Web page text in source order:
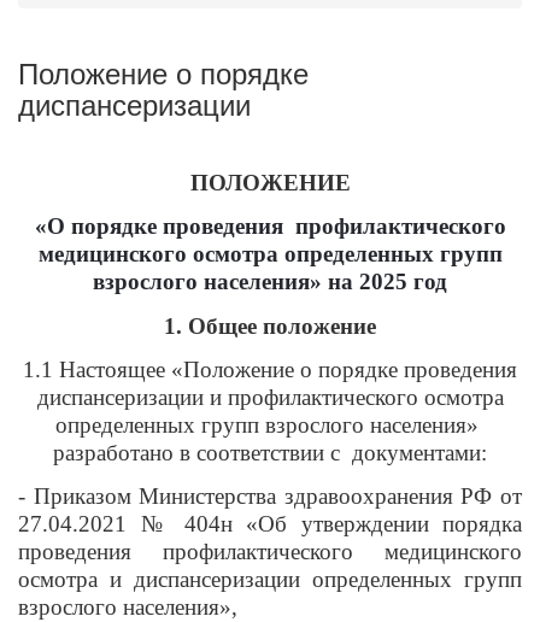
Положение о порядке
диспансеризации
ПОЛОЖЕНИЕ
«О порядке проведения профилактического
медицинского осмотра определенных групп
взрослого населения» на 2025 год
1. Общее положение
1.1 Настоящее «Положение о порядке проведения
диспансеризации и профилактического осмотра
определенных групп взрослого населения»
разработано в соответствии с документами:
- Приказом Министерства здравоохранения РФ от
27.04.2021 № 404н «Об утверждении порядка
проведения профилактического медицинского
осмотра и диспансеризации определенных групп
взрослого населения»,